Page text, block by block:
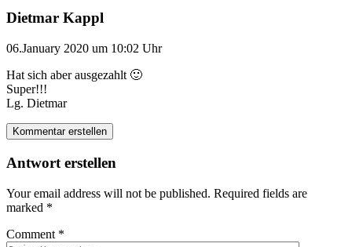
Dietmar Kappl
06.January 2020 um 10:02 Uhr
Hat sich aber ausgezahlt 🙂
Super!!!
Lg. Dietmar
Kommentar erstellen
Antwort erstellen
Your email address will not be published. Required fields are
marked *
Comment *